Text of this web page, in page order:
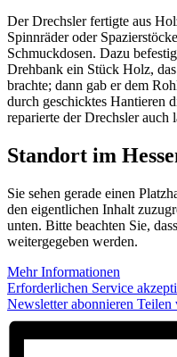
Der Drechsler fertigte aus
Spinnräder oder
Schmuckdosen. Dazu
Drehbank ein Stück Holz,
brachte; dann gab er dem
durch geschicktes Hantieren
reparierte der Drechsler auch
Standort im
Sie sehen gerade einen
den eigentlichen Inhalt
unten. Bitte beachten Sie,
weitergegeben werden.
Mehr Informationen
Erforderlichen Service
Newsletter abonnieren Teilen